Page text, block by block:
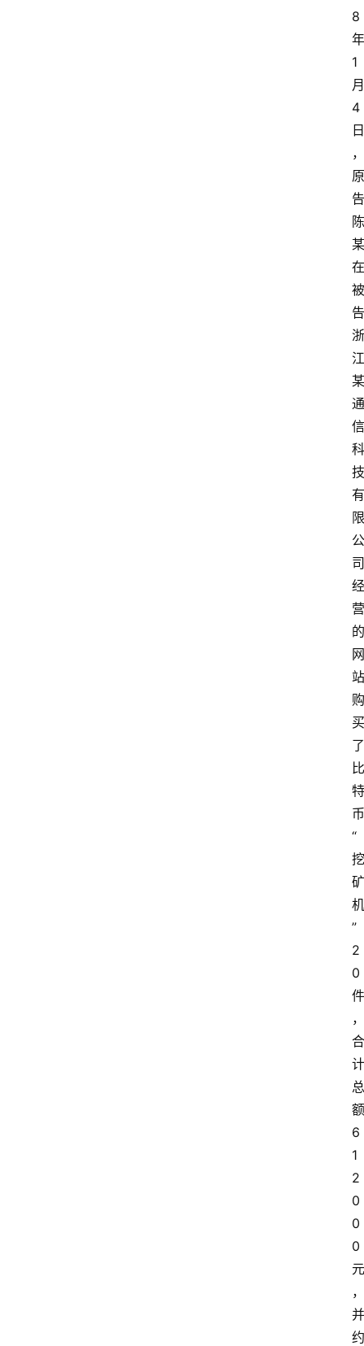
8
年
1
月
4
日
，
原
告
陈
某
在
被
告
浙
江
某
通
信
科
技
有
限
公
司
经
营
的
网
站
购
买
了
比
特
币
“
挖
矿
机
”
2
0
件
，
合
计
总
额
6
1
2
0
0
0
元
，
并
约